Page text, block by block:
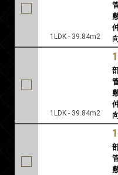
1LDK - 39.84m2
1LDK - 39.84m2